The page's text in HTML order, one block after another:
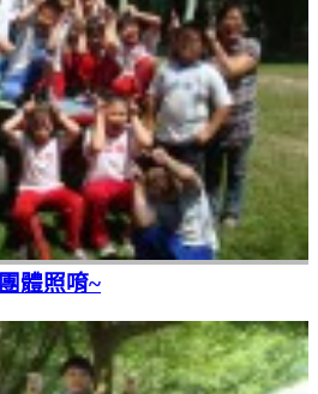
團體照唷~